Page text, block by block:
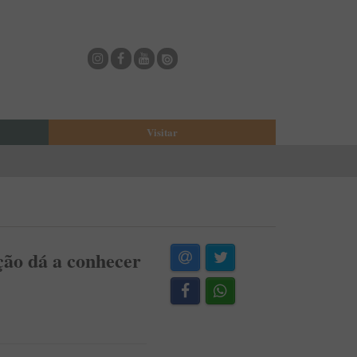
Visitar
Cine-Teatro de Estarreja
Casa-Museu Solheiro Madureira
dá a conhecer